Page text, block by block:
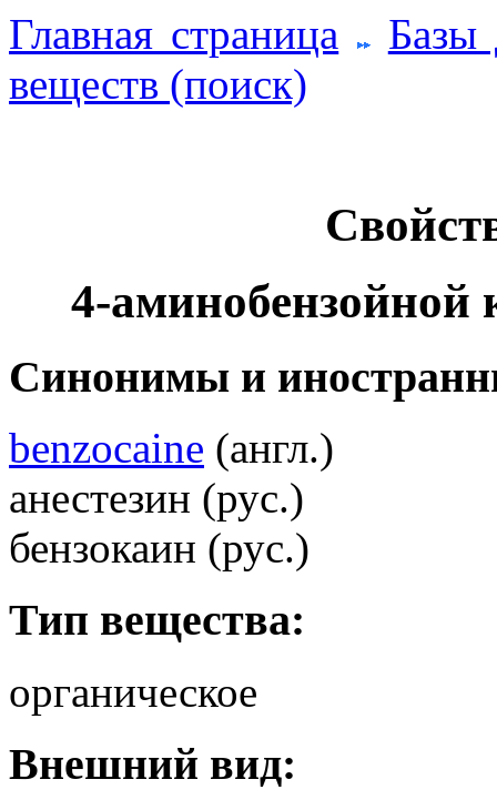
Главная страница
Базы
веществ (поиск)
4-
Синонимы и
benzocaine (англ.)
анестезин (рус.)
бензокаин (рус.)
Тип вещества:
органическое
Внешний вид: